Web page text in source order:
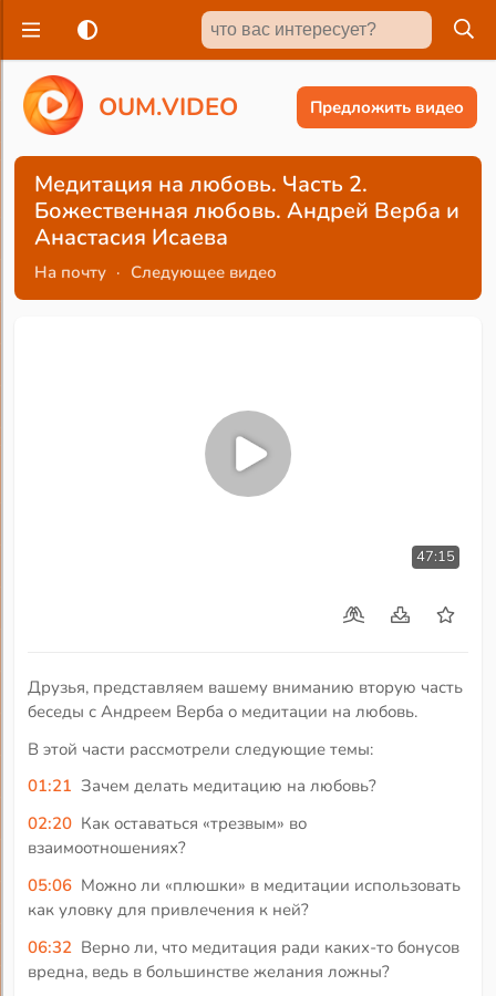
OUM.VIDEO Предложить видео
Медитация на любовь. Часть 2.
Божественная любовь. Андрей Верба и
Анастасия Исаева
На почту · Следующее видео
47:15
Друзья, представляем вашему вниманию вторую часть
беседы с Андреем Верба о медитации на любовь.
В этой части рассмотрели следующие темы:
01:21 Зачем делать медитацию на любовь?
02:20 Как оставаться «трезвым» во
взаимоотношениях?
05:06 Можно ли «плюшки» в медитации использовать
как уловку для привлечения к ней?
06:32 Верно ли, что медитация ради каких-то бонусов
вредна, ведь в большинстве желания ложны?